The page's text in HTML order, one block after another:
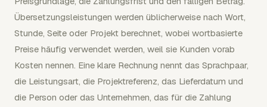
Übersetzungsleistungen werden üblicherweise nach Wort,
Stunde, Seite oder Projekt berechnet, wobei wortbasierte
Preise häufig verwendet werden, weil sie Kunden vorab
Kosten nennen. Eine klare Rechnung nennt das Sprachpaar,
die Leistungsart, die Projektreferenz, das Lieferdatum und
die Person oder das Unternehmen, das für die Zahlung